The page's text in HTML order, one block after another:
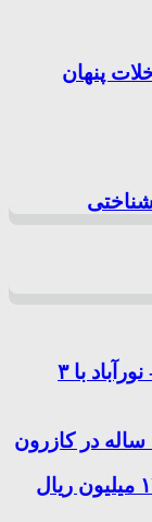
پنهان
واژگونی پژو۲۰۶ در جاده بابامیدان- نورآباد با ۳
توقیف خودروی ام‌وی‌ام X33 با ۱۳۰ میلیون ریال